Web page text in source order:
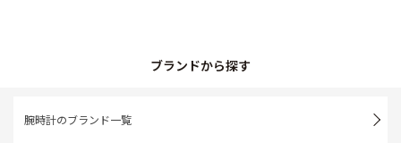
ブランドから探す
腕時計のブランド一覧